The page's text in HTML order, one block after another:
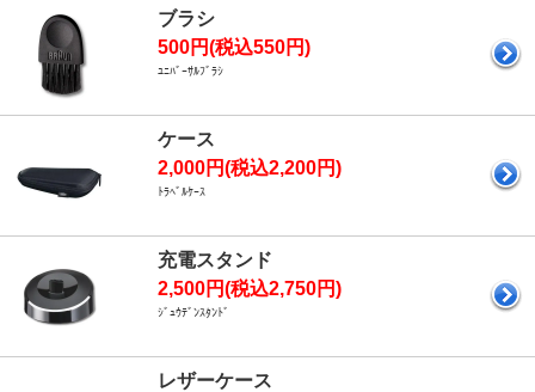
ブラシ
500円(税込550円)
ﾕﾆﾊﾞｰｻﾙﾌﾞﾗｼ
ケース
2,000円(税込2,200円)
ﾄﾗﾍﾞﾙｹｰｽ
充電スタンド
2,500円(税込2,750円)
ｼﾞｭｳﾃﾞﾝｽﾀﾝﾄﾞ
レザーケース